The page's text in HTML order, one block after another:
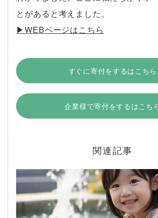
とがあると考えました。
▶︎WEBページはこちら
すぐに寄付をするはこちら
企業様で寄付をするはこち
関連記事